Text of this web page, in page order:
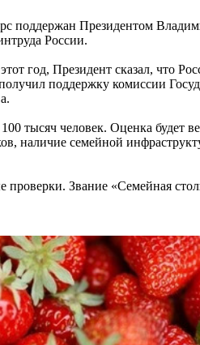
поддержан Президентом
России.
год, Президент сказал, что
поддержку комиссии
тысяч человек. Оценка будет
наличие семейной
Звание «Семейная